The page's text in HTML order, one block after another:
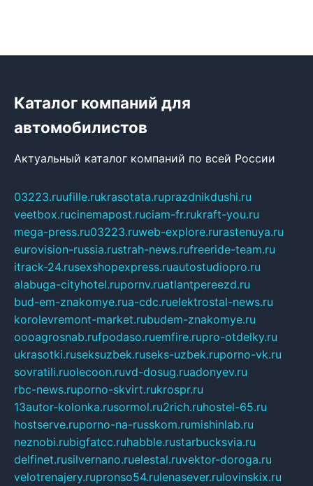
Каталог компаний для
автомобилистов
Актуальный каталог компаний по всей России
03223.ruufille.rukrasotata.ruprazdnikdushi.ru
veetbox.rucinemapost.ruciam-fr.rukraft-you.ru
mega-press.ru03223.ruweb-explore.rurastenuya.ru
eurovision-russia.rustrah-news.rufreeride-team.ru
itrack-24.rusexshopexpress.ruautostudiopro.ru
alabuga-cityhotel.rupornv.ruatlantpereezd.ru
bud-em-znakomye.rua-cdc.ruelektrostal-news.ru
korolevremont-market.rubudem-znakomye.ru
oooagrosnab.rufpodaso.ruemfire.rupro-otdelky.ru
ukrasotki.ruseksuzbek.ruseks-uzbek.ruporno-vk.ru
sovratili.ruolecoon.ruvd-dosug.ruadonyev.ru
rbc-news.ruporno-skvirt.rukrospr.ru
13autor-kolonka.rusormol.ru2rich.ruhostel-65.ru
hostserve.ruporno-na-russkom.rumishinlab.ru
neznobi.rubigfatcc.ruhabble.rustarbucksvia.ru
delfinet.rusilvernano.ruelestal.ruvektor-doroga.ru
velotrenajery.rupronso54.rulenasever.rulovinskix.ru